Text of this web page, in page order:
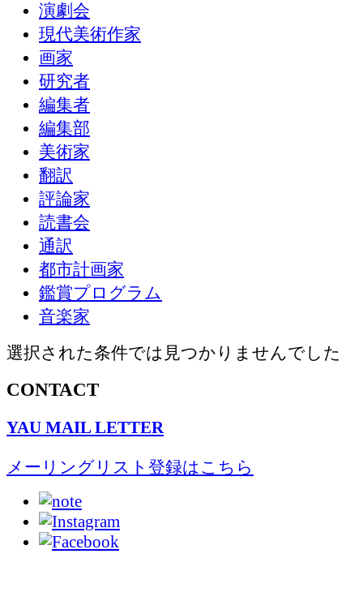
演劇会
現代美術作家
画家
研究者
編集者
編集部
美術家
翻訳
評論家
読書会
通訳
都市計画家
鑑賞プログラム
音楽家
選択された条件では見つかりませんでした
CONTACT
YAU MAIL LETTER
メーリングリスト登録はこちら